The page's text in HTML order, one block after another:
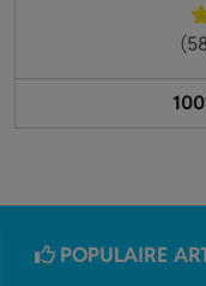
POPULAIRE